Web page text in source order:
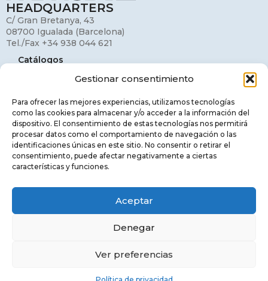
Gestionar consentimiento
Para ofrecer las mejores experiencias, utilizamos tecnologías
como las cookies para almacenar y/o acceder a la información del
dispositivo. El consentimiento de estas tecnologías nos permitirá
procesar datos como el comportamiento de navegación o las
identificaciones únicas en este sitio. No consentir o retirar el
consentimiento, puede afectar negativamente a ciertas
características y funciones.
Aceptar
Denegar
Ver preferencias
HEADQUARTERS
C/ Gran Bretanya, 43
08700 Igualada (Barcelona)
Tel./Fax +34 938 044 621
Catálogos
Contacto
Aviso legal
Política de privacidad
Política de cookies
© MIMAX LIGHTING, S.L.. ALL RIGHTS